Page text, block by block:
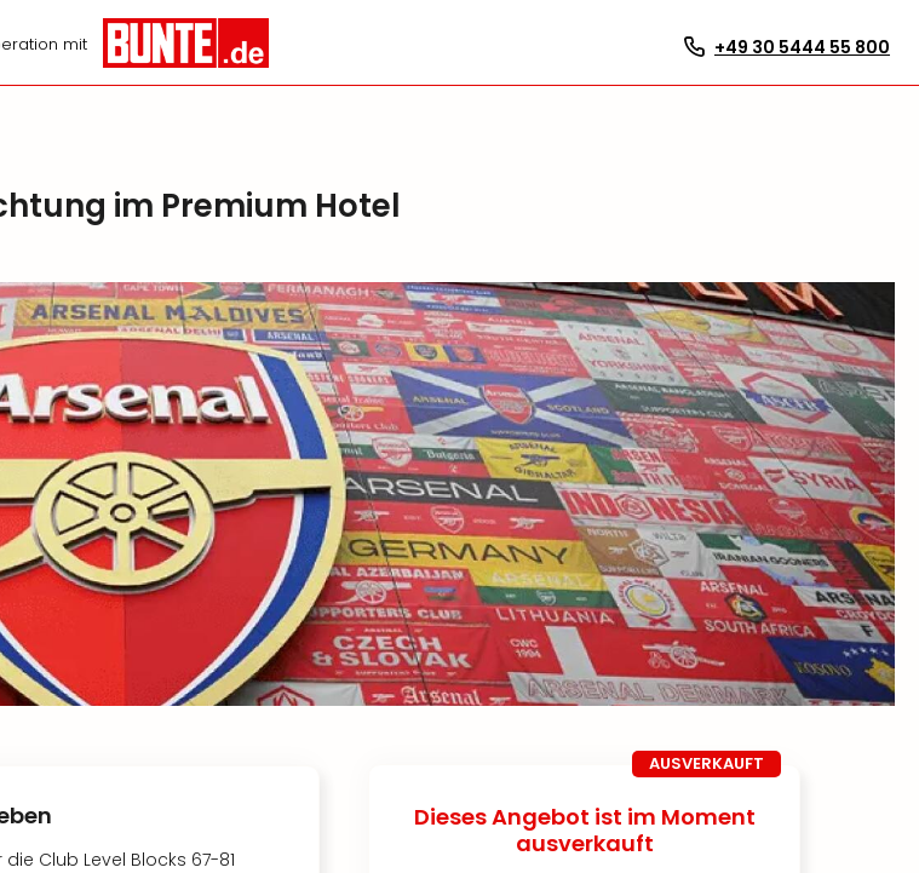
mit +49 30 5444 55 800
im Premium Hotel
AUSVERKAUFT
Dieses Angebot ist im Moment
ausverkauft
die Club Level Blocks 67-81